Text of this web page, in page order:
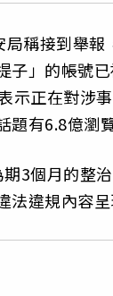
稱接到舉
子」的帳號
示正在對涉
題有6.8億瀏
3個月的整
法違規內容